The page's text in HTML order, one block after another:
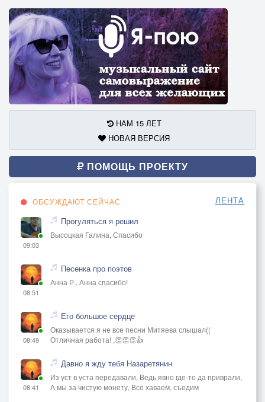
НАМ 15 ЛЕТ
НОВАЯ ВЕРСИЯ
ПОМОЩЬ ПРОЕКТУ
ОБСУЖДАЮТ СЕЙЧАС ЛЕНТА
09:03
Прогуляться я решил
Высоцкая Галина, Спасибо
08:51
Песенка про поэтов
Анна Р., Анна спасибо!
08:49
Его большое сердце
Оказывается я не все песни Митяева слышал((
Отличная работа! ,👏👏👏👍
08:41
Давно я жду тебя Назаретянин
Из уст в уста передавали, Ведь явно где-то да приврали,
А мы за чистую монету, Всё хаваем, съедим